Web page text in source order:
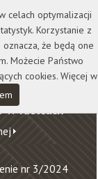
w Kielcach
nr 3/2024
celach optymalizacji
Korzystanie z
że będą one
Możecie Państwo
cookies. Więcej w